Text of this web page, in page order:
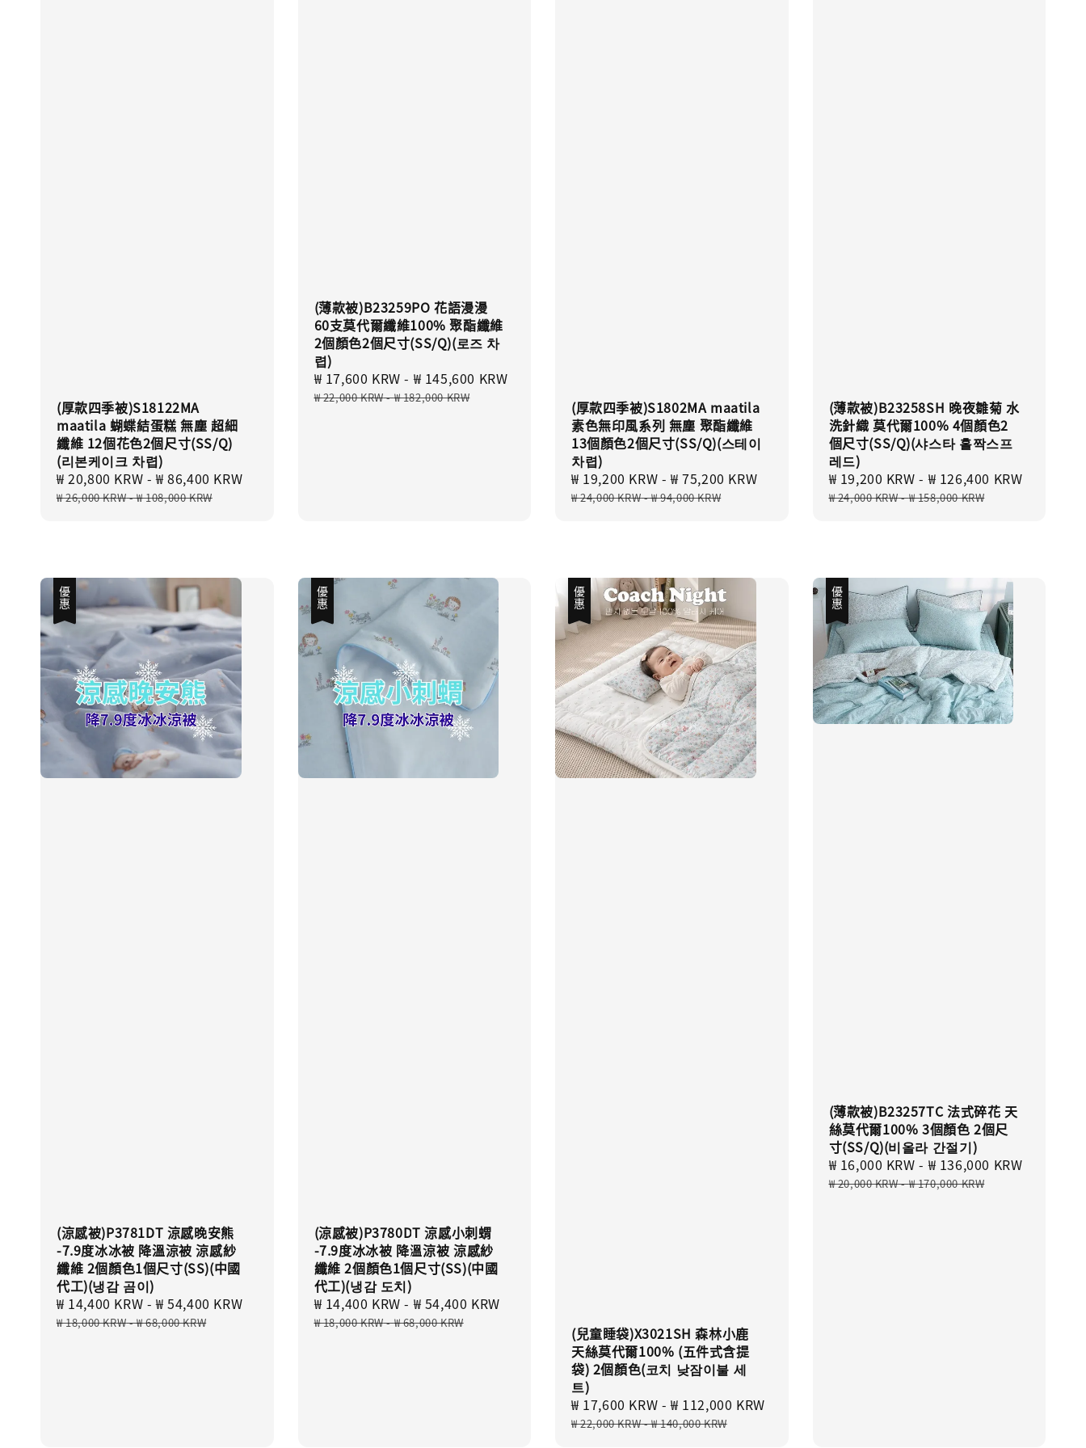
(厚款四季被)S18122MA
maatila 蝴蝶結蛋糕 無塵 超細
纖維 12個花色2個尺寸(SS/Q)
(리본케이크 차렵)
Sale
price
₩ 20,800 KRW -₩ 86,400 KRW
₩ 26,000 KRW-₩ 108,000 KRW
(薄款被)B23259PO 花語漫漫
60支莫代爾纖維100% 聚酯纖維
2個顏色2個尺寸(SS/Q)(로즈 차
렵)
Sale
price
₩ 17,600 KRW -₩ 145,600 KRW
₩ 22,000 KRW-₩ 182,000 KRW
(厚款四季被)S1802MA maatila
素色無印風系列 無塵 聚酯纖維
13個顏色2個尺寸(SS/Q)(스테이
차렵)
Sale
price
₩ 19,200 KRW -₩ 75,200 KRW
₩ 24,000 KRW-₩ 94,000 KRW
(薄款被)B23258SH 晚夜雛菊 水
洗針織 莫代爾100% 4個顏色2
個尺寸(SS/Q)(샤스타 홀짝스프
레드)
Sale
price
₩ 19,200 KRW -₩ 126,400 KRW
₩ 24,000 KRW-₩ 158,000 KRW
優惠
(涼感被)P3781DT 涼感晚安熊
-7.9度冰冰被 降溫涼被 涼感紗
纖維 2個顏色1個尺寸(SS)(中國
代工)(냉감 곰이)
Sale
price
₩ 14,400 KRW -₩ 54,400 KRW
₩ 18,000 KRW-₩ 68,000 KRW
優惠
(涼感被)P3780DT 涼感小刺蝟
-7.9度冰冰被 降溫涼被 涼感紗
纖維 2個顏色1個尺寸(SS)(中國
代工)(냉감 도치)
Sale
price
₩ 14,400 KRW -₩ 54,400 KRW
₩ 18,000 KRW-₩ 68,000 KRW
優惠
(兒童睡袋)X3021SH 森林小鹿
天絲莫代爾100% (五件式含提
袋) 2個顏色(코치 낮잠이불 세
트)
Sale
price
₩ 17,600 KRW -₩ 112,000 KRW
₩ 22,000 KRW-₩ 140,000 KRW
優惠
(薄款被)B23257TC 法式碎花 天
絲莫代爾100% 3個顏色 2個尺
寸(SS/Q)(비올라 간절기)
Sale
price
₩ 16,000 KRW -₩ 136,000 KRW
₩ 20,000 KRW-₩ 170,000 KRW